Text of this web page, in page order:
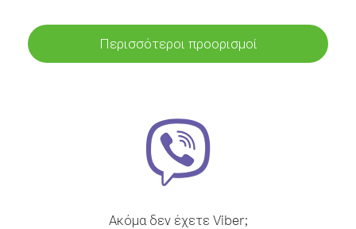
Περισσότεροι προορισμοί
Ακόμα δεν έχετε Viber;